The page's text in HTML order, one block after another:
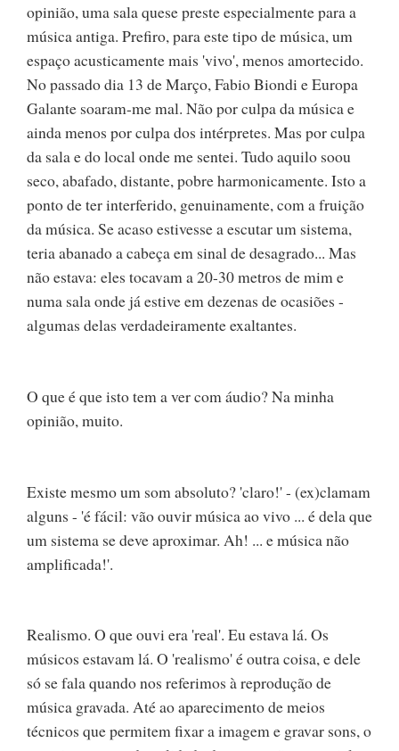
opinião, uma sala quese preste especialmente para a
música antiga. Prefiro, para este tipo de música, um
espaço acusticamente mais 'vivo', menos amortecido.
No passado dia 13 de Março, Fabio Biondi e Europa
Galante soaram-me mal. Não por culpa da música e
ainda menos por culpa dos intérpretes. Mas por culpa
da sala e do local onde me sentei. Tudo aquilo soou
seco, abafado, distante, pobre harmonicamente. Isto a
ponto de ter interferido, genuinamente, com a fruição
da música. Se acaso estivesse a escutar um sistema,
teria abanado a cabeça em sinal de desagrado... Mas
não estava: eles tocavam a 20-30 metros de mim e
numa sala onde já estive em dezenas de ocasiões -
algumas delas verdadeiramente exaltantes.
O que é que isto tem a ver com áudio? Na minha
opinião, muito.
Existe mesmo um som absoluto? 'claro!' - (ex)clamam
alguns - 'é fácil: vão ouvir música ao vivo ... é dela que
um sistema se deve aproximar. Ah! ... e música não
amplificada!'.
Realismo. O que ouvi era 'real'. Eu estava lá. Os
músicos estavam lá. O 'realismo' é outra coisa, e dele
só se fala quando nos referimos à reprodução de
música gravada. Até ao aparecimento de meios
técnicos que permitem fixar a imagem e gravar sons, o